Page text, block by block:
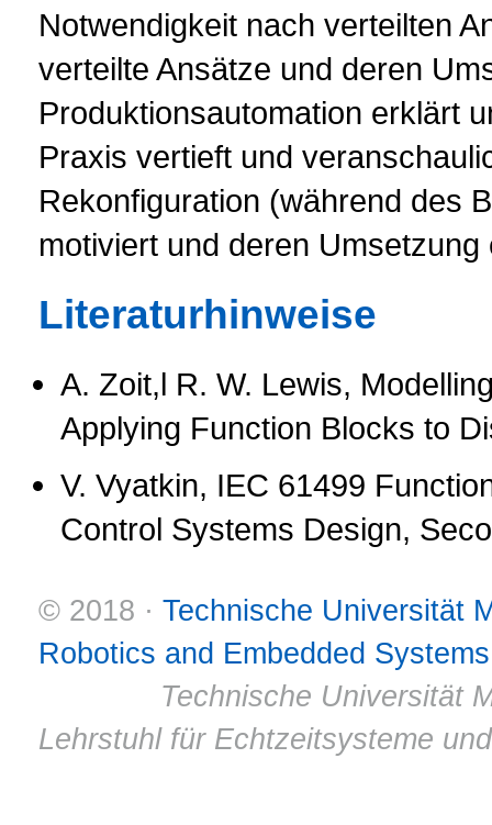
Notwendigkeit nach verteilten
verteilte Ansätze und deren
Produktionsautomation erklärt
Praxis vertieft und
Rekonfiguration (während des
motiviert und deren Umsetzung
Literaturhinweise
A. Zoit,l R. W. Lewis,
Applying Function Blocks to
V. Vyatkin, IEC 61499
Control Systems Design,
© 2018 · Technische Universität
Robotics and Embedded Systems
Technische Universität
Lehrstuhl für Echtzeitsysteme